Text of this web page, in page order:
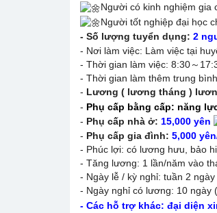
Người có kinh nghiệm gia
Người tốt nghiệp đại học
- Số lượng tuyển dụng: 2
- Nơi làm việc: Làm việc tại
- Thời gian làm việc: 8:30～
- Thời gian làm thêm trung
- Lương ( lương tháng )
- Phụ cấp bằng cấp: năng
- Phụ cấp nhà ở: 15,000 yên
- Phụ cấp gia đình: 5,000
- Phúc lợi: có lương hưu, bảo
- Tăng lương: 1 lần/năm vào
- Ngày lễ / kỳ nghỉ: tuần 2
- Ngày nghỉ có lương: 10 ngày
- Các hỗ trợ khác: đại diện